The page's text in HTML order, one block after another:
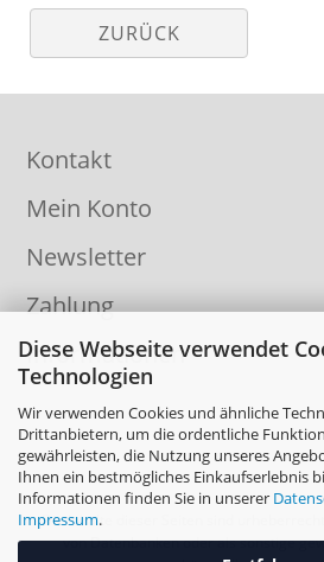
Diese Webseite verwendet
Technologien
Wir verwenden Cookies und ähnliche
Drittanbietern, um die ordentliche
gewährleisten, die Nutzung unseres
Ihnen ein bestmögliches Einkaufserlebnis
Informationen finden Sie in unserer
Impressum.
ZURÜCK
Kontakt
Mein Konto
Newsletter
Zahlung
Informationen
Die Inhalte dieser Seiten sind
von Datenbanken oder als sonstige